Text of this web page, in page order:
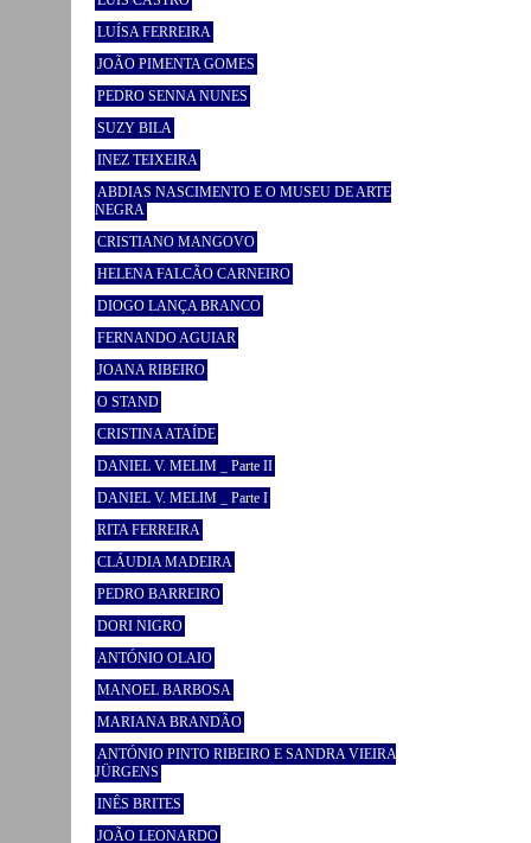
LUÍSA FERREIRA
JOÃO PIMENTA GOMES
PEDRO SENNA NUNES
SUZY BILA
INEZ TEIXEIRA
ABDIAS NASCIMENTO E O MUSEU DE ARTE
NEGRA
CRISTIANO MANGOVO
HELENA FALCÃO CARNEIRO
DIOGO LANÇA BRANCO
FERNANDO AGUIAR
JOANA RIBEIRO
O STAND
CRISTINA ATAÍDE
DANIEL V. MELIM _ Parte II
DANIEL V. MELIM _ Parte I
RITA FERREIRA
CLÁUDIA MADEIRA
PEDRO BARREIRO
DORI NIGRO
ANTÓNIO OLAIO
MANOEL BARBOSA
MARIANA BRANDÃO
ANTÓNIO PINTO RIBEIRO E SANDRA VIEIRA
JÜRGENS
INÊS BRITES
JOÃO LEONARDO